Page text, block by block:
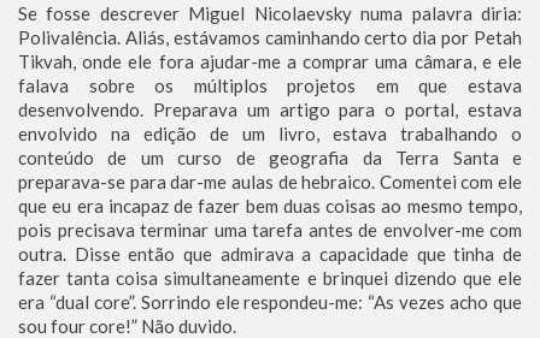
Se fosse descrever Miguel Nicolaevsky numa palavra diria:
Polivalência. Aliás, estávamos caminhando certo dia por Petah
Tikvah, onde ele fora ajudar-me a comprar uma câmara, e ele
falava sobre os múltiplos projetos em que estava
desenvolvendo. Preparava um artigo para o portal, estava
envolvido na edição de um livro, estava trabalhando o
conteúdo de um curso de geografia da Terra Santa e
preparava-se para dar-me aulas de hebraico. Comentei com ele
que eu era incapaz de fazer bem duas coisas ao mesmo tempo,
pois precisava terminar uma tarefa antes de envolver-me com
outra. Disse então que admirava a capacidade que tinha de
fazer tanta coisa simultaneamente e brinquei dizendo que ele
era “dual core”. Sorrindo ele respondeu-me: “As vezes acho que
sou four core!” Não duvido.